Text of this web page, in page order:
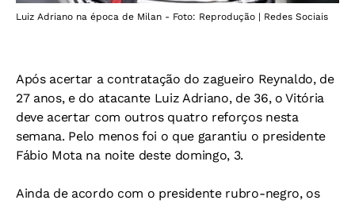
Luiz Adriano na época de Milan - Foto: Reprodução | Redes Sociais
Após acertar a contratação do zagueiro Reynaldo, de
27 anos, e do atacante Luiz Adriano, de 36, o Vitória
deve acertar com outros quatro reforços nesta
semana. Pelo menos foi o que garantiu o presidente
Fábio Mota na noite deste domingo, 3.
Ainda de acordo com o presidente rubro-negro, os